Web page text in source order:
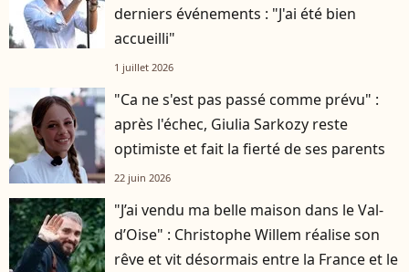
derniers événements : "J'ai été bien
accueilli"
1 juillet 2026
"Ca ne s'est pas passé comme prévu" :
après l'échec, Giulia Sarkozy reste
optimiste et fait la fierté de ses parents
22 juin 2026
"J’ai vendu ma belle maison dans le Val-
d’Oise" : Christophe Willem réalise son
rêve et vit désormais entre la France et le